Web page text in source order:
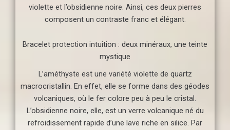
violette et l’obsidienne noire. Ainsi, ces deux pierres
composent un contraste franc et élégant.
Bracelet protection intuition : deux minéraux, une teinte
mystique
L’améthyste est une variété violette de quartz
macrocristallin. En effet, elle se forme dans des géodes
volcaniques, où le fer colore peu à peu le cristal.
L’obsidienne noire, elle, est un verre volcanique né du
refroidissement rapide d’une lave riche en silice. Par